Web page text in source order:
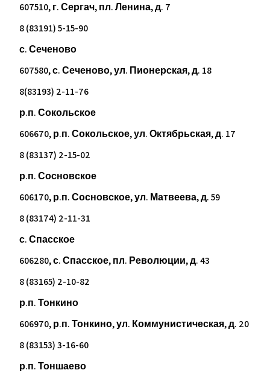
607510, г. Сергач, пл. Ленина, д. 7
8 (83191) 5-15-90
с. Сеченово
607580, с. Сеченово, ул. Пионерская, д. 18
8(83193) 2-11-76
р.п. Сокольское
606670, р.п. Сокольское, ул. Октябрьская, д. 17
8 (83137) 2-15-02
р.п. Сосновское
606170, р.п. Сосновское, ул. Матвеева, д. 59
8 (83174) 2-11-31
с. Спасское
606280, с. Спасское, пл. Революции, д. 43
8 (83165) 2-10-82
р.п. Тонкино
606970, р.п. Тонкино, ул. Коммунистическая, д. 20
8 (83153) 3-16-60
р.п. Тоншаево